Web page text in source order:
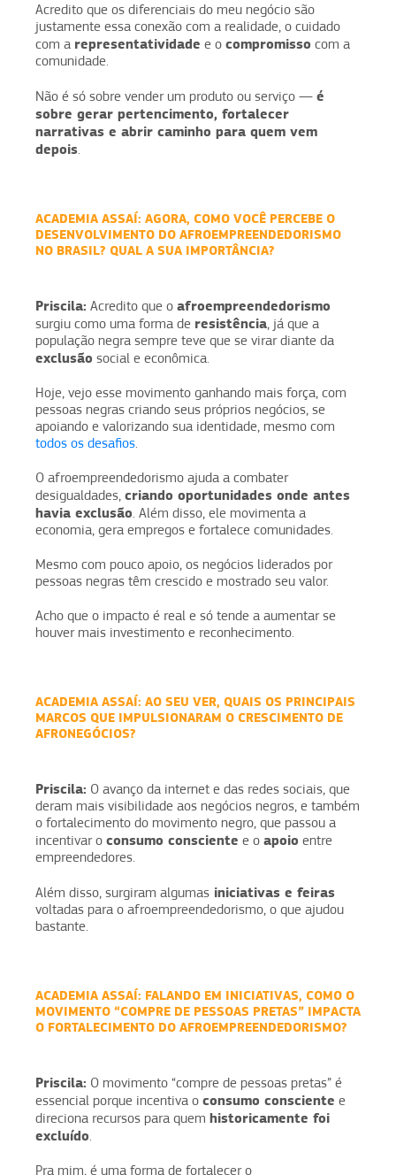
Acredito que os diferenciais do meu negócio são
justamente essa conexão com a realidade, o cuidado
com a representatividade e o compromisso com a
comunidade.
Não é só sobre vender um produto ou serviço — é
sobre gerar pertencimento, fortalecer
narrativas e abrir caminho para quem vem
depois.
ACADEMIA ASSAÍ: AGORA, COMO VOCÊ PERCEBE O
DESENVOLVIMENTO DO AFROEMPREENDEDORISMO
NO BRASIL? QUAL A SUA IMPORTÂNCIA?
Priscila: Acredito que o afroempreendedorismo
surgiu como uma forma de resistência, já que a
população negra sempre teve que se virar diante da
exclusão social e econômica.
Hoje, vejo esse movimento ganhando mais força, com
pessoas negras criando seus próprios negócios, se
apoiando e valorizando sua identidade, mesmo com
todos os desafios.
O afroempreendedorismo ajuda a combater
desigualdades, criando oportunidades onde antes
havia exclusão. Além disso, ele movimenta a
economia, gera empregos e fortalece comunidades.
Mesmo com pouco apoio, os negócios liderados por
pessoas negras têm crescido e mostrado seu valor.
Acho que o impacto é real e só tende a aumentar se
houver mais investimento e reconhecimento.
ACADEMIA ASSAÍ: AO SEU VER, QUAIS OS PRINCIPAIS
MARCOS QUE IMPULSIONARAM O CRESCIMENTO DE
AFRONEGÓCIOS?
Priscila: O avanço da internet e das redes sociais, que
deram mais visibilidade aos negócios negros, e também
o fortalecimento do movimento negro, que passou a
incentivar o consumo consciente e o apoio entre
empreendedores.
Além disso, surgiram algumas iniciativas e feiras
voltadas para o afroempreendedorismo, o que ajudou
bastante.
ACADEMIA ASSAÍ: FALANDO EM INICIATIVAS, COMO O
MOVIMENTO “COMPRE DE PESSOAS PRETAS” IMPACTA
O FORTALECIMENTO DO AFROEMPREENDEDORISMO?
Priscila: O movimento “compre de pessoas pretas” é
essencial porque incentiva o consumo consciente e
direciona recursos para quem historicamente foi
excluído.
Pra mim, é uma forma de fortalecer o